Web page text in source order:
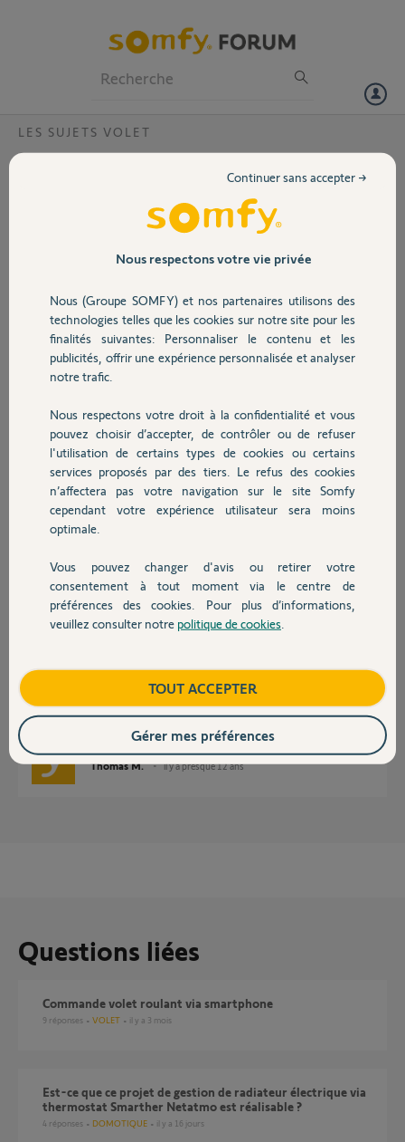
Volet
Sécurité
Domotique
Chauffage
Autres produits
Devis avec un pro
Contact
LES SUJETS VOLET
Bonjour,est il possible d'équiper un volet
roulant extérieur à commande électrique
largeur 60 de la technologie IO ?
roulant de largeur 60, mon installateur me précise qu'il n'est pas
fred P.
il y a presque 12 ans
Réponses
Bonjour
non pas possible
Au mieux vous pouvez mettre un module RTS et le commander avec tous
vos volets via le Tahoma qui gère les 2 "mondes" en toute transparence
il y a presque 12 ans
Je vous informe qu'il est tout à fait possible de motoriser un volet roulant
de 60cm de largeur avec un moteur OXIMO S IO spécialement adapté
Thomas M. il y a presque 12 ans
Questions liées
Commande volet roulant via smartphone
9 réponses VOLET il y a 3 mois
Est-ce que ce projet de gestion de radiateur électrique via
thermostat Smarther Netatmo est réalisable ?
4 réponses DOMOTIQUE il y a 16 jours
Nous respectons votre vie privée
Nous (Groupe SOMFY) et nos partenaires utilisons des
technologies telles que les cookies sur notre site pour les
finalités suivantes: Personnaliser le contenu et les
publicités, offrir une expérience personnalisée et analyser
notre trafic.
Nous respectons votre droit à la confidentialité et vous
pouvez choisir d’accepter, de contrôler ou de refuser
l'utilisation de certains types de cookies ou certains
services proposés par des tiers. Le refus des cookies
n’affectera pas votre navigation sur le site Somfy
cependant votre expérience utilisateur sera moins
optimale.
Vous pouvez changer d'avis ou retirer votre
consentement à tout moment via le centre de
préférences des cookies. Pour plus d’informations,
veuillez consulter notre politique de cookies
Continuer sans accepter →
TOUT ACCEPTER
Gérer mes préférences